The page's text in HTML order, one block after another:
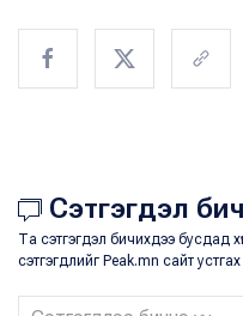
Сэтгэгдэл
Та сэтгэгдэл бичихдээ бусдад
сэтгэгдлийг Peak.mn сайт устгах